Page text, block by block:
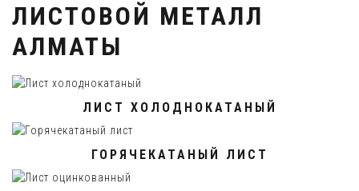
ЛИСТОВОЙ МЕТАЛЛ
АЛМАТЫ
ЛИСТ ХОЛОДНОКАТАНЫЙ
ГОРЯЧЕКАТАНЫЙ ЛИСТ